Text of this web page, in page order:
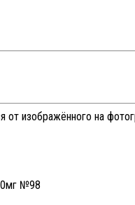
от изображённого на
№98